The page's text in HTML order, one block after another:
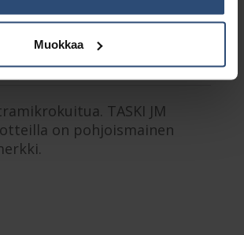
Muokkaa
TASKI JM
on pohjoismainen